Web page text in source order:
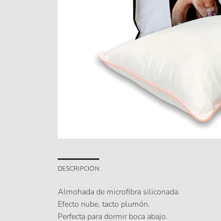
DESCRIPCIÓN
Almohada de microfibra siliconada.
Efecto nube, tacto plumón.
Perfecta para dormir boca abajo.